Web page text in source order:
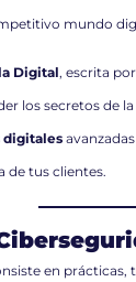
mundo
Digital, escrita por
los secretos de la
digitales
de tus clientes.
en prácticas,